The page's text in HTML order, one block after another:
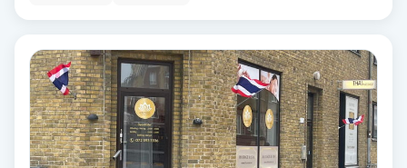
Frisör
Funktionsanalys